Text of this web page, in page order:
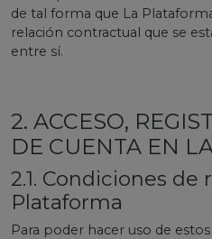
de tal forma que La
relación contractual que se
entre sí.
2. ACCESO,
DE CUENTA EN
2.1. Condiciones de
Plataforma
Para poder hacer uso de